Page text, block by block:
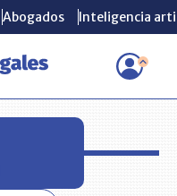
Abogados Inteligencia
Abogados Inteligencia